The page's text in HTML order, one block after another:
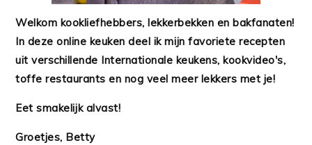
Welkom kookliefhebbers, lekkerbekken en bakfanaten!
In deze online keuken deel ik mijn favoriete recepten
uit verschillende Internationale keukens, kookvideo's,
toffe restaurants en nog veel meer lekkers met je!
Eet smakelijk alvast!
Groetjes, Betty